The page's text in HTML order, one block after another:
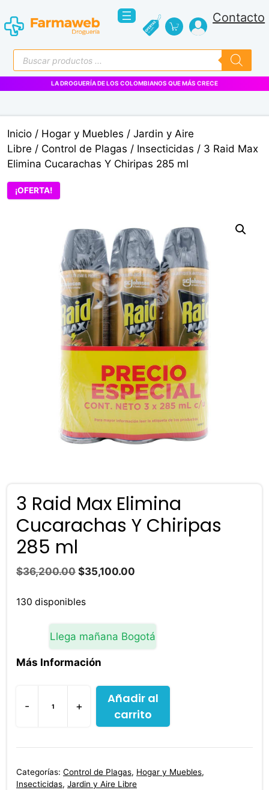
al
contenido
Contacto
Búsqueda
de
productos
LA DROGUERÍA DE LOS COLOMBIANOS QUE MÁS CRECE
Inicio / Hogar y Muebles / Jardin y Aire
Libre / Control de Plagas / Insecticidas / 3 Raid Max
Elimina Cucarachas Y Chiripas 285 ml
¡OFERTA!
3 Raid Max Elimina
Cucarachas Y Chiripas
285 ml
$36,200.00 El
original
$36,200.00.
$35,100.00
$35,100.00.
130 disponibles
Llega mañana Bogotá
Más Información
-
Raid
Max
Cucarachas
+
Añadir al
carrito
Categorías: Control de Plagas, Hogar y Muebles,
Insecticidas, Jardin y Aire Libre